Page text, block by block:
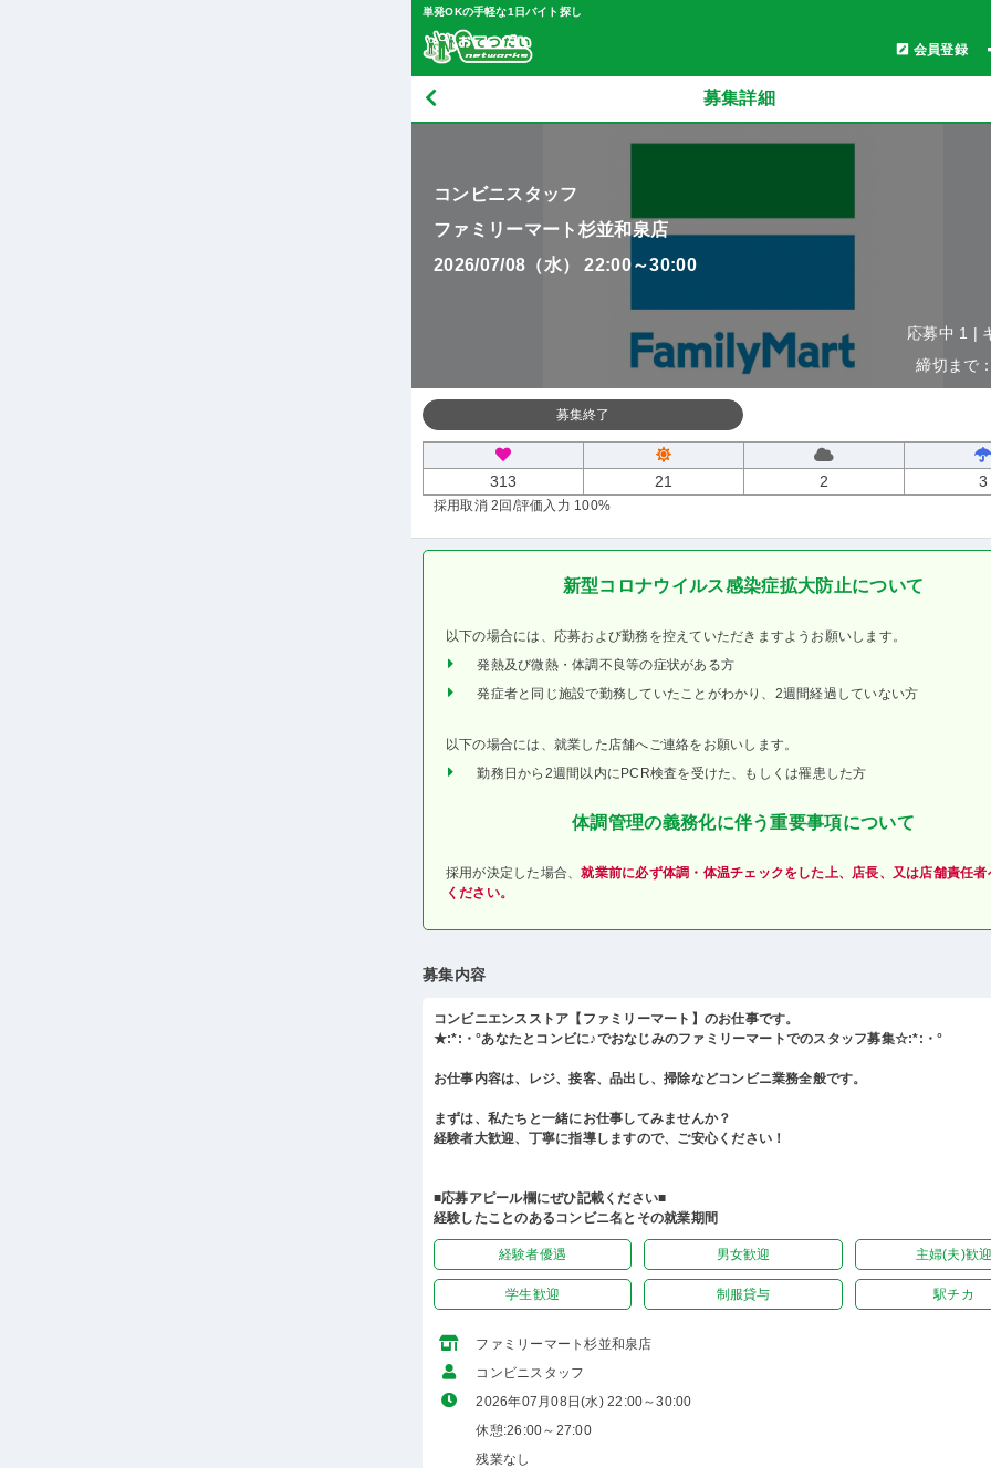
単発OKの手軽な1日バイト探し
会員登録
募集詳細
コンビニスタッフ
ファミリーマート杉並和泉店
2026/07/08（水） 22:00～30:00
応募中 1 |
締切まで
募集終了
313 21 2 3
採用取消 2回 /評価入力 100%
新型コロナウイルス感染症拡大防止について
以下の場合には、応募および勤務を控えていただきますようお願いします。
発熱及び微熱・体調不良等の症状がある方
発症者と同じ施設で勤務していたことがわかり、2週間経過していない方
以下の場合には、就業した店舗へご連絡をお願いします。
勤務日から2週間以内にPCR検査を受けた、もしくは罹患した方
体調管理の義務化に伴う重要事項について
採用が決定した場合、就業前に必ず体調・体温チェックをした上、店長、又は店舗責任者
ください。
募集内容
コンビニエンスストア【ファミリーマート】のお仕事です。
★:*:・°あなたとコンビに♪でおなじみのファミリーマートでのスタッフ募集☆:*:・°
お仕事内容は、レジ、接客、品出し、掃除などコンビニ業務全般です。
まずは、私たちと一緒にお仕事してみませんか？
経験者大歓迎、丁寧に指導しますので、ご安心ください！
■応募アピール欄にぜひ記載ください■
経験したことのあるコンビニ名とその就業期間
経験者優遇 男女歓迎 主婦(夫)歓
学生歓迎 制服貸与 駅チカ
ファミリーマート杉並和泉店
コンビニスタッフ
2026年07月08日(水) 22:00～30:00
休憩:26:00～27:00
残業なし